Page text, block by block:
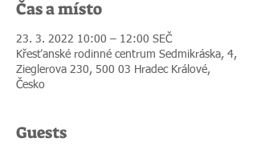
Čas a místo
23. 3. 2022 10:00 – 12:00 SEČ
Křesťanské rodinné centrum Sedmikráska, 4,
Zieglerova 230, 500 03 Hradec Králové,
Česko
Guests